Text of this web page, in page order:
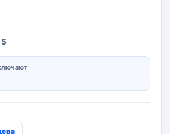
5